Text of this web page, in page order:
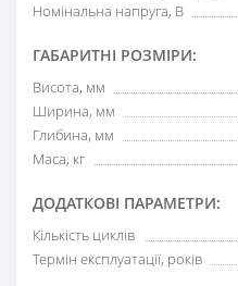
Номінальна напруга, В
ГАБАРИТНІ РОЗМІРИ:
Висота, мм
Ширина, мм
Глибина, мм
Маса, кг
ДОДАТКОВІ ПАРАМЕТРИ:
Кількість циклів
Термін експлуатації, років